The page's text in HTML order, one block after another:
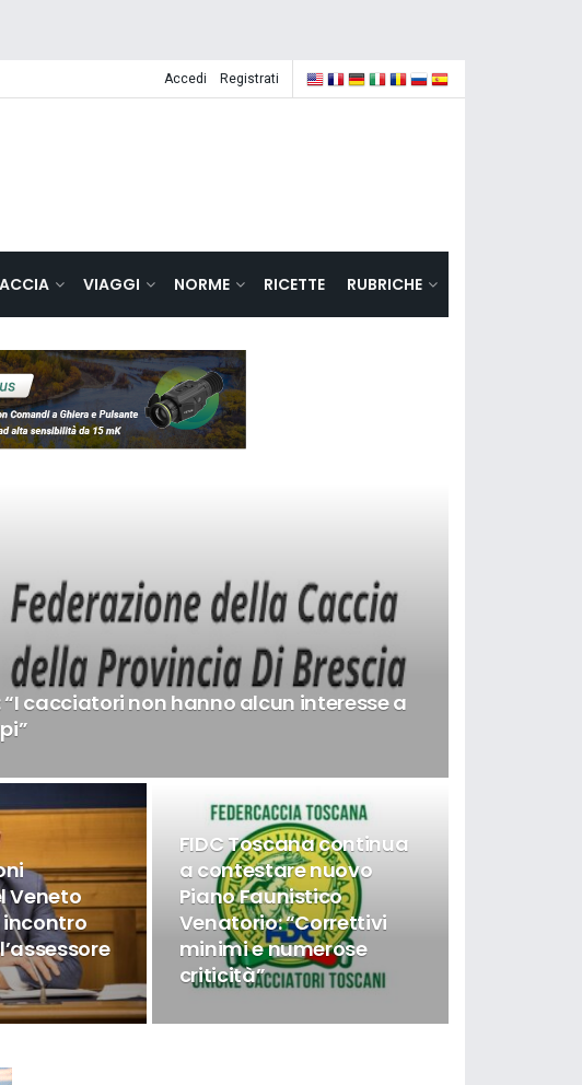
Accedi Registrati
VIAGGI NORME RICETTE RUBRICHE
“I cacciatori non hanno alcun interesse a
Veneto
FIDC Toscana continua
a contestare nuovo
Piano Faunistico
Venatorio: “Correttivi
minimi e numerose
criticità”